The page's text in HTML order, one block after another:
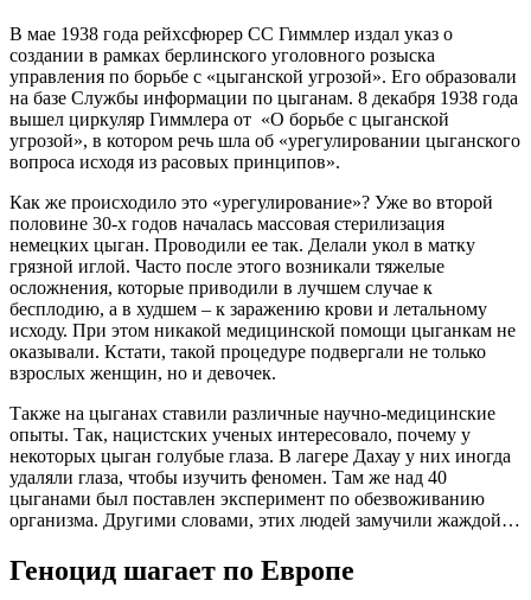
В мае 1938 года рейхсфюрер СС Гиммлер издал указ о
создании в рамках берлинского уголовного розыска
управления по борьбе с «цыганской угрозой». Его образовали
на базе Службы информации по цыганам. 8 декабря 1938 года
вышел циркуляр Гиммлера от «О борьбе с цыганской
угрозой», в котором речь шла об «урегулировании цыганского
вопроса исходя из расовых принципов».
Как же происходило это «урегулирование»? Уже во второй
половине 30-х годов началась массовая стерилизация
немецких цыган. Проводили ее так. Делали укол в матку
грязной иглой. Часто после этого возникали тяжелые
осложнения, которые приводили в лучшем случае к
бесплодию, а в худшем – к заражению крови и летальному
исходу. При этом никакой медицинской помощи цыганкам не
оказывали. Кстати, такой процедуре подвергали не только
взрослых женщин, но и девочек.
Также на цыганах ставили различные научно-медицинские
опыты. Так, нацистских ученых интересовало, почему у
некоторых цыган голубые глаза. В лагере Дахау у них иногда
удаляли глаза, чтобы изучить феномен. Там же над 40
цыганами был поставлен эксперимент по обезвоживанию
организма. Другими словами, этих людей замучили жаждой…
Геноцид шагает по Европе